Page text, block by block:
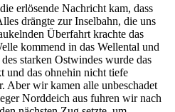
erlösende Nachricht kam, dass
drängte zur Inselbahn, die uns
Überfahrt krachte das
kommend in das Wellental und
starken Ostwindes wurde das
und das ohnehin nicht tiefe
Aber wir kamen alle unbeschadet
Norddeich aus fuhren wir nach